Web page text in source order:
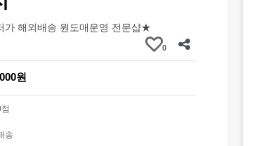
가 해외배송 원도매운영 전문샵★
0
원
송